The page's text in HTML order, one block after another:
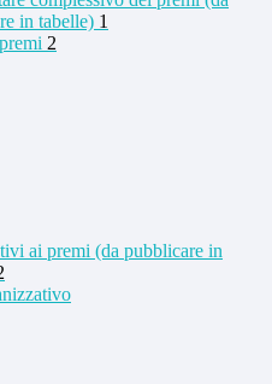
in tabelle) 1
2
ai premi (da pubblicare in